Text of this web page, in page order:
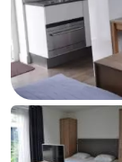
Plage
Passer
la
nuit
Appartements
-
Aparthotel
-